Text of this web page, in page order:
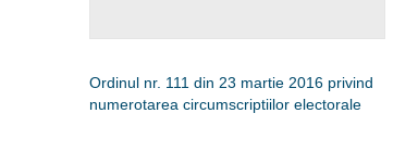
Ordinul nr. 111 din 23 martie 2016 privind
numerotarea circumscriptiilor electorale